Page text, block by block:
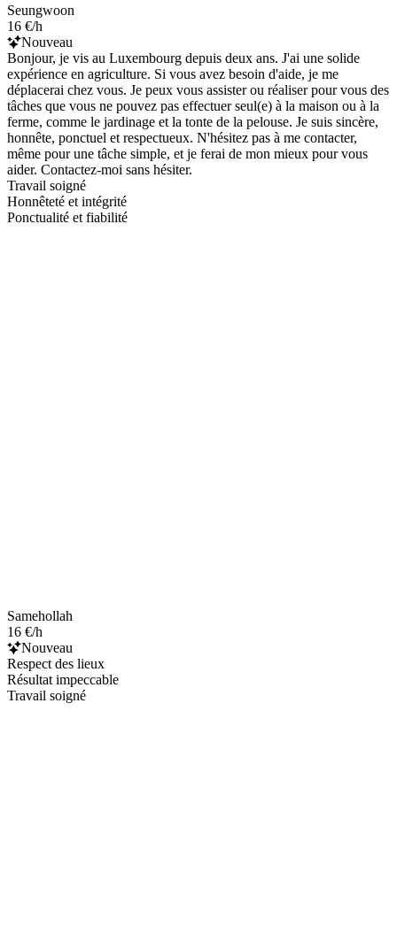
Seungwoon
16 €/h
Nouveau
Bonjour, je vis au Luxembourg depuis deux ans. J'ai une solide
expérience en agriculture. Si vous avez besoin d'aide, je me
déplacerai chez vous. Je peux vous assister ou réaliser pour vous des
tâches que vous ne pouvez pas effectuer seul(e) à la maison ou à la
ferme, comme le jardinage et la tonte de la pelouse. Je suis sincère,
honnête, ponctuel et respectueux. N'hésitez pas à me contacter,
même pour une tâche simple, et je ferai de mon mieux pour vous
aider. Contactez-moi sans hésiter.
Travail soigné
Honnêteté et intégrité
Ponctualité et fiabilité
Samehollah
16 €/h
Nouveau
Respect des lieux
Résultat impeccable
Travail soigné